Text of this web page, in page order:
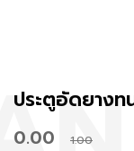
ประตูอัดยาง
0.00 1.00